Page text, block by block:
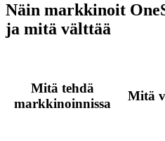
Näin markkinoit
ja mitä välttää
Mitä tehdä
markkinoinnissa
Mitä